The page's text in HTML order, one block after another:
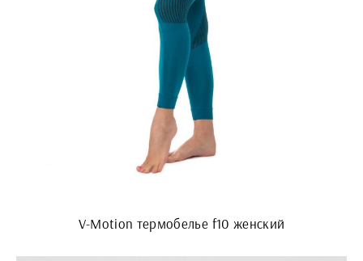
V-Motion термобелье f10 женский